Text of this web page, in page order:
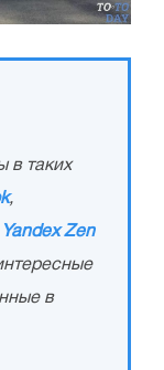
в таких
,
Yandex Zen
в